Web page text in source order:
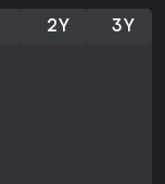
2Y 3Y